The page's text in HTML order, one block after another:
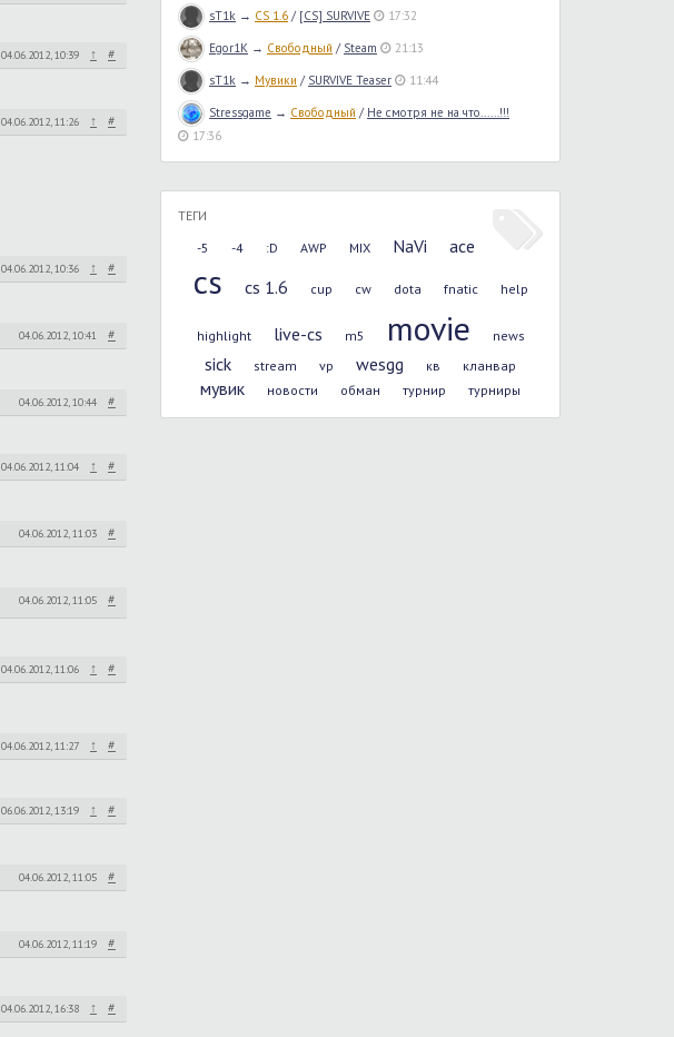
04.06.2012, 10:39 ↑ #
04.06.2012, 11:26 ↑ #
04.06.2012, 10:36 ↑ #
04.06.2012, 10:41 #
04.06.2012, 10:44 #
04.06.2012, 11:04 ↑ #
04.06.2012, 11:03 #
04.06.2012, 11:05 #
04.06.2012, 11:06 ↑ #
04.06.2012, 11:27 ↑ #
06.06.2012, 13:19 ↑ #
04.06.2012, 11:05 #
04.06.2012, 11:19 #
04.06.2012, 16:38 ↑ #
sT1k → CS 1.6 / [CS] SURVIVE 17:32
Egor1K → Свободный / Steam 21:13
sT1k → Мувики / SURVIVE Teaser 11:44
Stressgame → Свободный / Не смотря не на что......!!!
17:36
ТЕГИ
-5
-4 :D AWP MIX NaVi ace
cs cs 1.6 cup cw dota fnatic help
highlight live-cs m5 movie news
sick stream vp wesgg кв кланвар
мувик новости обман турнир турниры